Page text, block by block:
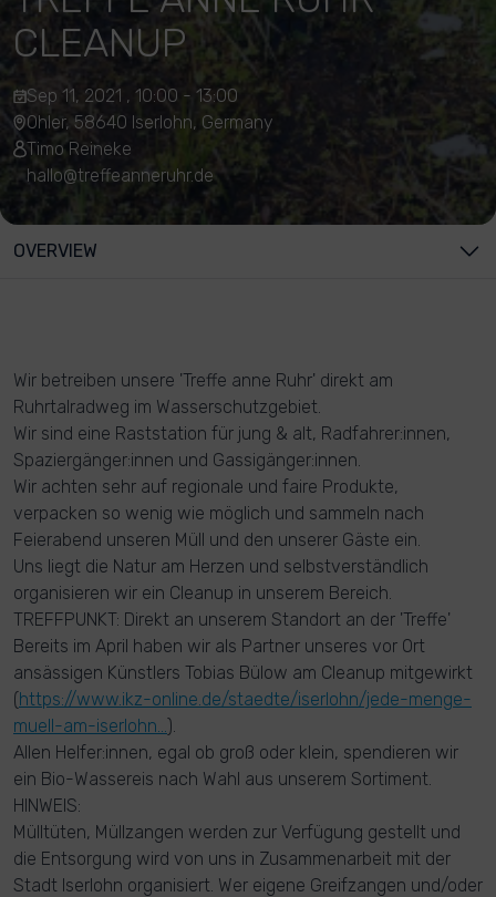
CLEANUP
Sep 11, 2021 , 10:00 - 13:00
Ohler, 58640 Iserlohn, Germany
Timo Reineke
hallo@treffeanneruhr.de
OVERVIEW
Wir betreiben unsere 'Treffe anne Ruhr' direkt am
Ruhrtalradweg im Wasserschutzgebiet.
Wir sind eine Raststation für jung & alt, Radfahrer:innen,
Spaziergänger:innen und Gassigänger:innen.
Wir achten sehr auf regionale und faire Produkte,
verpacken so wenig wie möglich und sammeln nach
Feierabend unseren Müll und den unserer Gäste ein.
Uns liegt die Natur am Herzen und selbstverständlich
organisieren wir ein Cleanup in unserem Bereich.
TREFFPUNKT: Direkt an unserem Standort an der 'Treffe'
Bereits im April haben wir als Partner unseres vor Ort
ansässigen Künstlers Tobias Bülow am Cleanup mitgewirkt
(https://www.ikz-online.de/staedte/iserlohn/jede-menge-
muell-am-iserlohn…).
Allen Helfer:innen, egal ob groß oder klein, spendieren wir
ein Bio-Wassereis nach Wahl aus unserem Sortiment.
HINWEIS:
Mülltüten, Müllzangen werden zur Verfügung gestellt und
die Entsorgung wird von uns in Zusammenarbeit mit der
Stadt Iserlohn organisiert. Wer eigene Greifzangen und/oder